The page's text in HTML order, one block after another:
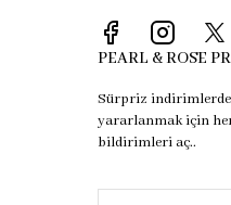
PEARL & ROSE
Sürpriz
yararlanmak için
bildirimleri aç..